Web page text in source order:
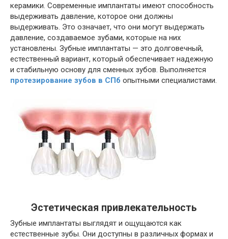
керамики. Современные имплантаты имеют способность
выдерживать давление, которое они должны
выдерживать. Это означает, что они могут выдержать
давление, создаваемое зубами, которые на них
установлены. Зубные имплантаты — это долговечный,
естественный вариант, который обеспечивает надежную
и стабильную основу для сменных зубов. Выполняется
протезирование зубов в СПб опытными специалистами.
Эстетическая привлекательность
Зубные имплантаты выглядят и ощущаются как
естественные зубы. Они доступны в различных формах и